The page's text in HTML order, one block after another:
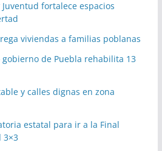
fortalece espacios
viviendas a familias poblanas
de Puebla rehabilita 13
y calles dignas en zona
estatal para ir a la Final
3×3